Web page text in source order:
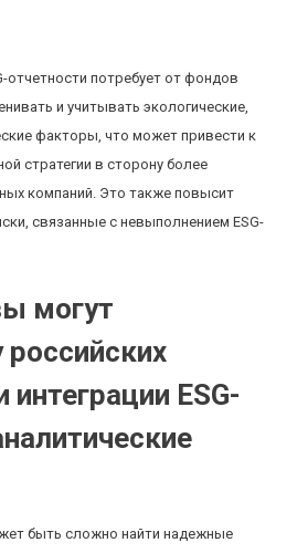
отчетности потребует от фондов
и учитывать экологические,
факторы, что может привести к
стратегии в сторону более
компаний. Это также повысит
связанные с невыполнением ESG-
могут
российских
ESG-
быть сложно найти надежные